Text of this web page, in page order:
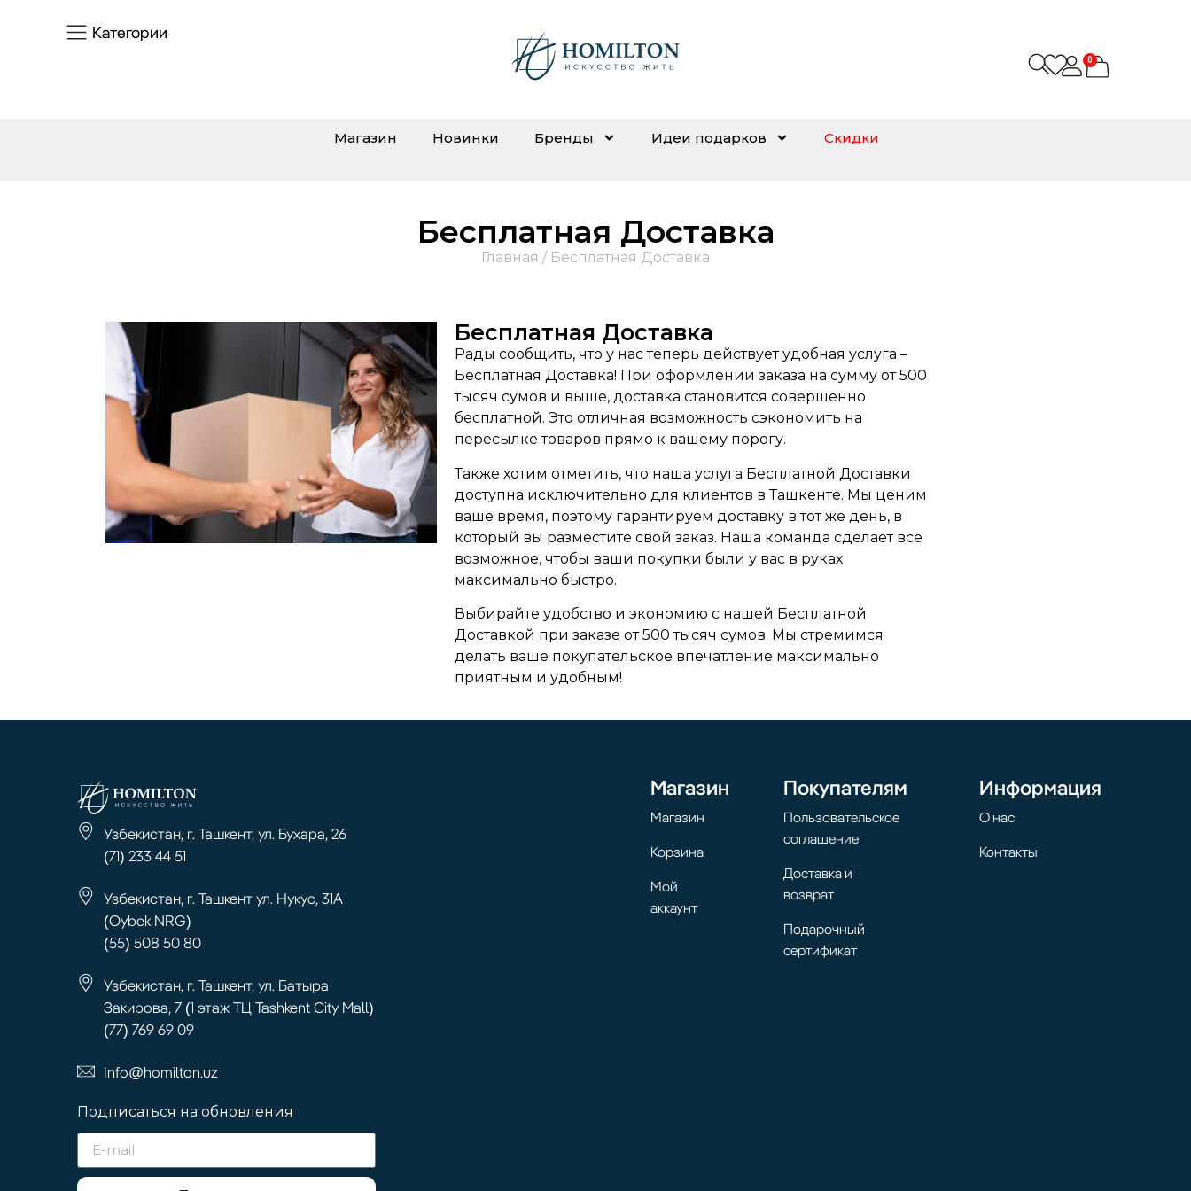
Категории
0
Магазин Новинки Бренды Идеи подарков Скидки
Бесплатная Доставка
Главная / Бесплатная Доставка
Бесплатная Доставка
Рады сообщить, что у нас теперь действует удобная услуга –
Бесплатная Доставка! При оформлении заказа на сумму от 500
тысяч сумов и выше, доставка становится совершенно
бесплатной. Это отличная возможность сэкономить на
пересылке товаров прямо к вашему порогу.
Также хотим отметить, что наша услуга Бесплатной Доставки
доступна исключительно для клиентов в Ташкенте. Мы ценим
ваше время, поэтому гарантируем доставку в тот же день, в
который вы разместите свой заказ. Наша команда сделает все
возможное, чтобы ваши покупки были у вас в руках
максимально быстро.
Выбирайте удобство и экономию с нашей Бесплатной
Доставкой при заказе от 500 тысяч сумов. Мы стремимся
делать ваше покупательское впечатление максимально
приятным и удобным!
Узбекистан, г. Ташкент, ул. Бухара, 26
(71) 233 44 51
Узбекистан, г. Ташкент ул. Нукус, 31А
(Oybek NRG)
(55) 508 50 80
Узбекистан, г. Ташкент, ул. Батыра
Закирова, 7 (1 этаж ТЦ Tashkent City Mall)
(77) 769 69 09
Info@homilton.uz
Подписаться на обновления
Магазин
Магазин
Корзина
Мой
аккаунт
Покупателям
Пользовательское
соглашение
Доставка и
возврат
Подарочный
сертификат
Информация
О нас
Контакты